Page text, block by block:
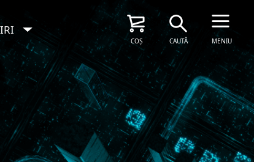
COȘ CAUTĂ MENIU
SOLICITAȚI ACUM